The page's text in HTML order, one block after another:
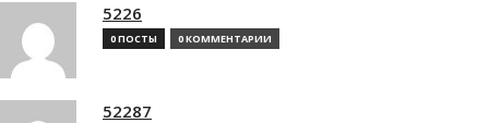
5226
0 ПОСТЫ 0 КОММЕНТАРИИ
52287